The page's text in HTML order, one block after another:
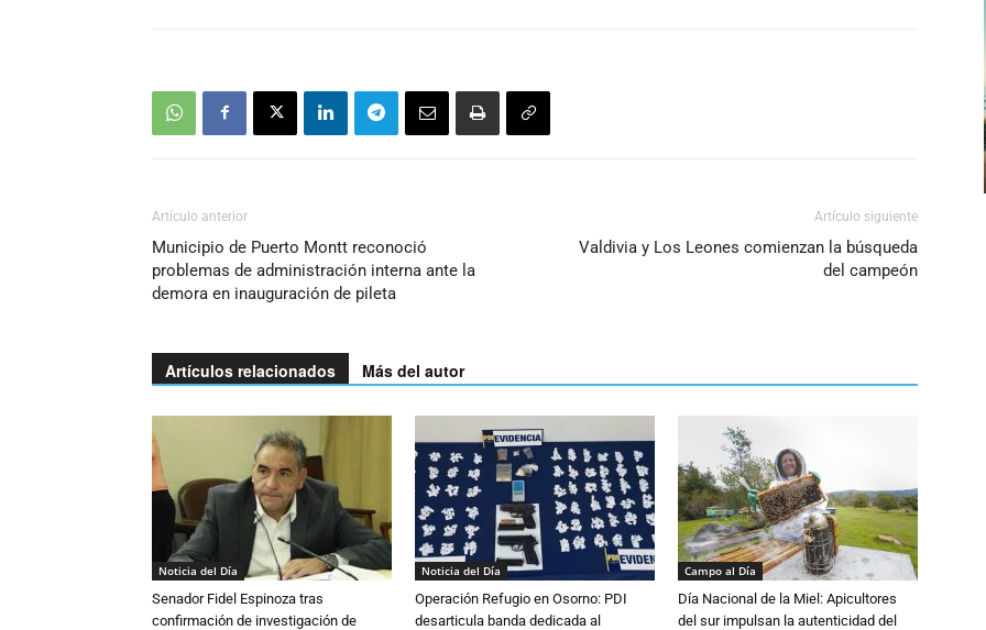
Artículo anterior
Municipio de Puerto Montt reconoció
problemas de administración interna ante la
demora en inauguración de pileta
Artículo siguiente
Valdivia y Los Leones comienzan la búsqueda
del campeón
Artículos relacionados Más del autor
Noticia del Día
Senador Fidel Espinoza tras
confirmación de investigación de
Noticia del Día
Operación Refugio en Osorno: PDI
desarticula banda dedicada al
Campo al Día
Día Nacional de la Miel: Apicultores
del sur impulsan la autenticidad del